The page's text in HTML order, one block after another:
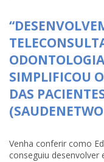
SIMPLIFICOU
DAS
Venha conferir como
conseguiu desenvolver